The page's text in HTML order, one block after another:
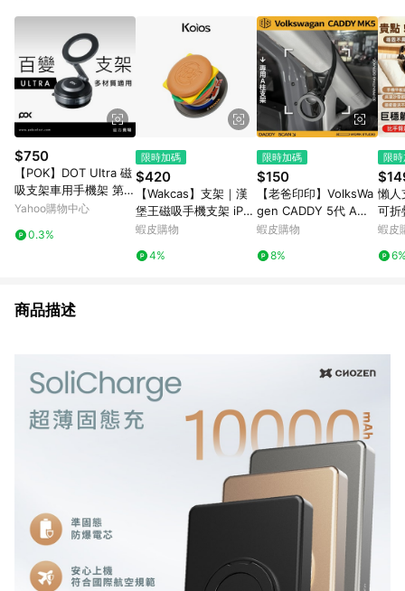
$750
【POK】DOT Ultra 磁
吸支架車用手機架 第五
代 奈米膠
Yahoo購物中心
0.3%
限時加碼
$420
【Wakcas】支架｜漢
堡王磁吸手機支架 iPh
one Magsafe 磁吸支
伸縮支架 手機架
蝦皮購物
4%
限時加碼
$150
【老爸印印】VolksWa
gen CADDY 5代 A柱
支架 手機架 支架 導航
斯 車宿
蝦皮購物
8%
限
懶人
可折
支架 懸臂支架 懶人神
萬向
蝦皮
商品描述